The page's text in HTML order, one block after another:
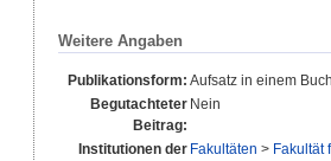
Weitere Angaben
Publikationsform: Aufsatz in einem Buch
Begutachteter
Beitrag:
Nein
Institutionen der Fakultäten > Fakultät